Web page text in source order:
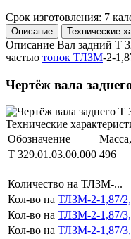
Срок изготовления: 7
Описание Технические
Описание Вал задний Т
частью топок ТЛЗМ-2-
Чертёж вала
Технические
Обозначение
Т 329.01.03.00.000 496
Количество на ТЛЗМ-...
Кол-во на ТЛЗМ-2-1,87/
Кол-во на ТЛЗМ-2-1,87/
Кол-во на ТЛЗМ-2-1,87/